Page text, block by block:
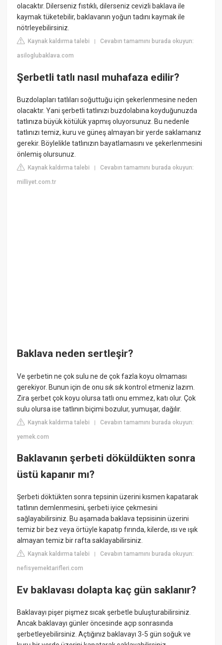
olacaktır. Dilerseniz fıstıklı, dilerseniz cevizli baklava ile
kaymak tüketebilir, baklavanın yoğun tadını kaymak ile
nötrleyebilirsiniz.
Kaynak kaldırma talebi |Cevabın tamamını burada okuyun:
asiloglubaklava.com
Şerbetli tatlı nasıl muhafaza edilir?
Buzdolapları tatlıları soğuttuğu için şekerlenmesine neden
olacaktır. Yani şerbetli tatlınızı buzdolabına koyduğunuzda
tatlınıza büyük kötülük yapmış oluyorsunuz. Bu nedenle
tatlınızı temiz, kuru ve güneş almayan bir yerde saklamanız
gerekir. Böylelikle tatlınızın bayatlamasını ve şekerlenmesini
önlemiş olursunuz.
Kaynak kaldırma talebi |Cevabın tamamını burada okuyun:
milliyet.com.tr
Baklava neden sertleşir?
Ve şerbetin ne çok sulu ne de çok fazla koyu olmaması
gerekiyor. Bunun için de onu sık sık kontrol etmeniz lazım.
Zira şerbet çok koyu olursa tatlı onu emmez, katı olur. Çok
sulu olursa ise tatlının biçimi bozulur, yumuşar, dağılır.
Kaynak kaldırma talebi |Cevabın tamamını burada okuyun:
yemek.com
Baklavanın şerbeti döküldükten sonra
üstü kapanır mı?
Şerbeti döktükten sonra tepsinin üzerini kısmen kapatarak
tatlının demlenmesini, şerbeti iyice çekmesini
sağlayabilirsiniz. Bu aşamada baklava tepsisinin üzerini
temiz bir bez veya örtüyle kapatıp fırında, kilerde, ısı ve ışık
almayan temiz bir rafta saklayabilirsiniz.
Kaynak kaldırma talebi |Cevabın tamamını burada okuyun:
nefisyemektarifleri.com
Ev baklavası dolapta kaç gün saklanır?
Baklavayı pişer pişmez sıcak şerbetle buluşturabilirsiniz.
Ancak baklavayı günler öncesinde açıp sonrasında
şerbetleyebilirsiniz. Açtığınız baklavayı 3-5 gün soğuk ve